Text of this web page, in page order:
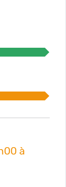
à